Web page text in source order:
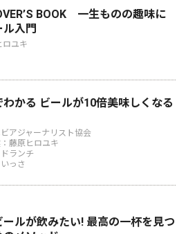
BOOK 一生ものの趣味に
入門
ロユキ
わかる ビールが10倍美味しくなる
アジャーナリスト協会
藤原ヒロユキ
ランチ
っさ
ールが飲みたい! 最高の一杯を見つ